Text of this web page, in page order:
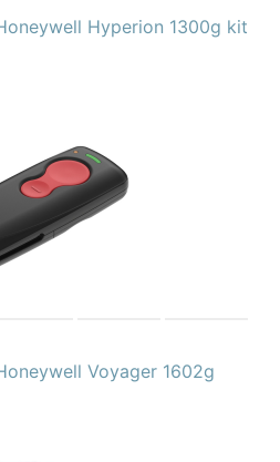
Hyperion 1300g kit
Voyager 1602g